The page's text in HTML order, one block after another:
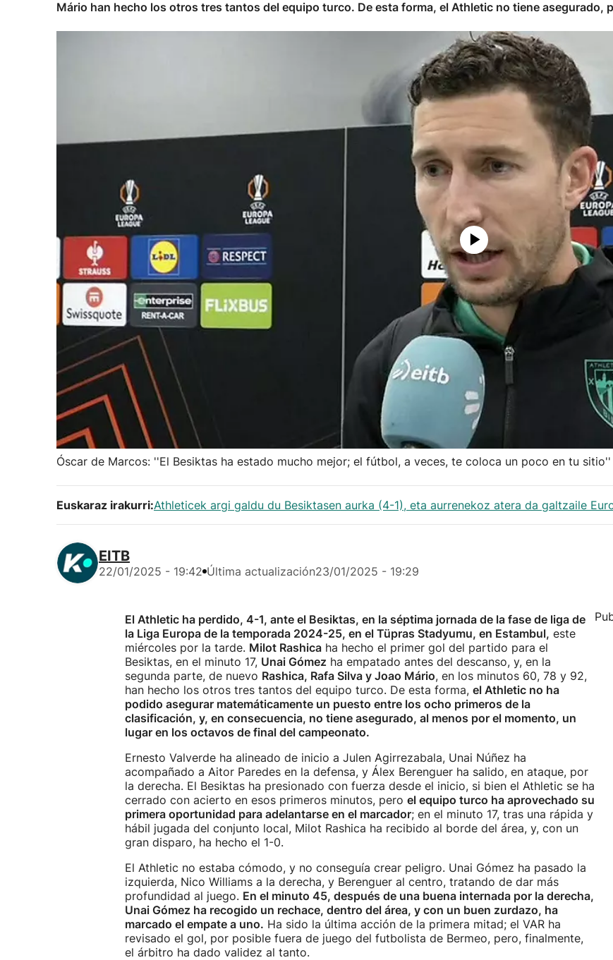
Mário han hecho los otros tres tantos del equipo turco. De esta forma, el Athletic no tiene asegurado,
Óscar de Marcos: ''El Besiktas ha estado mucho mejor; el fútbol, a veces, te coloca un poco en tu sitio''
Euskaraz irakurri:Athleticek argi galdu du Besiktasen aurka (4-1), eta aurrenekoz atera da galtzaile
EITB
22/01/2025 - 19:42 Última actualización23/01/2025 - 19:29
El Athletic ha perdido, 4-1, ante el Besiktas, en la séptima jornada de la fase de liga de
la Liga Europa de la temporada 2024-25, en el Tüpras Stadyumu, en Estambul, este
miércoles por la tarde. Milot Rashica ha hecho el primer gol del partido para el
Besiktas, en el minuto 17, Unai Gómez ha empatado antes del descanso, y, en la
segunda parte, de nuevo Rashica, Rafa Silva y Joao Mário, en los minutos 60, 78 y 92,
han hecho los otros tres tantos del equipo turco. De esta forma, el Athletic no ha
podido asegurar matemáticamente un puesto entre los ocho primeros de la
clasificación, y, en consecuencia, no tiene asegurado, al menos por el momento, un
lugar en los octavos de final del campeonato.
Ernesto Valverde ha alineado de inicio a Julen Agirrezabala, Unai Núñez ha
acompañado a Aitor Paredes en la defensa, y Álex Berenguer ha salido, en ataque, por
la derecha. El Besiktas ha presionado con fuerza desde el inicio, si bien el Athletic se ha
cerrado con acierto en esos primeros minutos, pero el equipo turco ha aprovechado su
primera oportunidad para adelantarse en el marcador; en el minuto 17, tras una rápida y
hábil jugada del conjunto local, Milot Rashica ha recibido al borde del área, y, con un
gran disparo, ha hecho el 1-0.
El Athletic no estaba cómodo, y no conseguía crear peligro. Unai Gómez ha pasado la
izquierda, Nico Williams a la derecha, y Berenguer al centro, tratando de dar más
profundidad al juego. En el minuto 45, después de una buena internada por la derecha,
Unai Gómez ha recogido un rechace, dentro del área, y con un buen zurdazo, ha
marcado el empate a uno. Ha sido la última acción de la primera mitad; el VAR ha
revisado el gol, por posible fuera de juego del futbolista de Bermeo, pero, finalmente,
el árbitro ha dado validez al tanto.